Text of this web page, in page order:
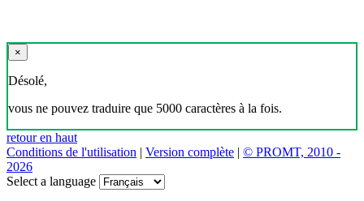
×
Désolé,
vous ne pouvez traduire que 5000 caractères à la fois.
retour en haut
Conditions de l'utilisation | Version complète | © PROMT, 2010 -
2026
Select a language